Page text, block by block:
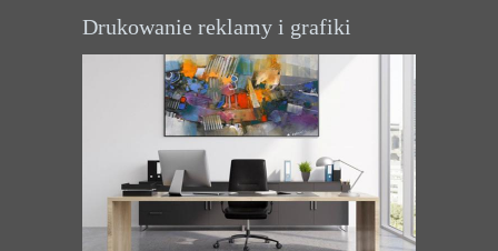
Drukowanie reklamy i grafiki